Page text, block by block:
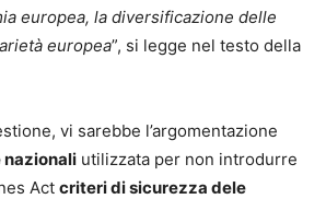
europea, la diversificazione delle
europea”, si legge nel testo della
vi sarebbe l’argomentazione
utilizzata per non introdurre
Act criteri di sicurezza dele